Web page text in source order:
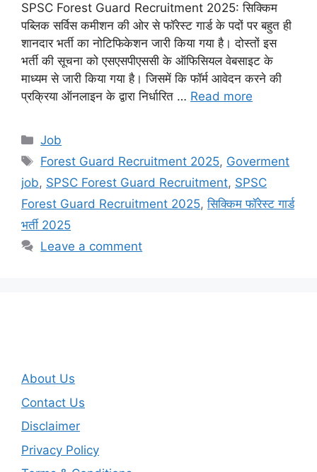
SPSC Forest Guard Recruitment 2025: सिक्किम
पब्लिक सर्विस कमीशन की ओर से फॉरेस्ट गार्ड के पदों पर बहुत ही
शानदार भर्ती का नोटिफिकेशन जारी किया गया है। दोस्तों इस
भर्ती की सूचना को एसएसपीएससी के ऑफिसियल वेबसाइट के
माध्यम से जारी किया गया है। जिसमें कि फॉर्म आवेदन करने की
प्रक्रिया ऑनलाइन के द्वारा निर्धारित … Read more
Categories
Job
Tags
Forest Guard Recruitment 2025, Goverment
job, SPSC Forest Guard Recruitment, SPSC
Forest Guard Recruitment 2025,सिक्किम फॉरेस्ट गार्ड
भर्ती 2025
Leave a comment
About Us
Contact Us
Disclaimer
Privacy Policy